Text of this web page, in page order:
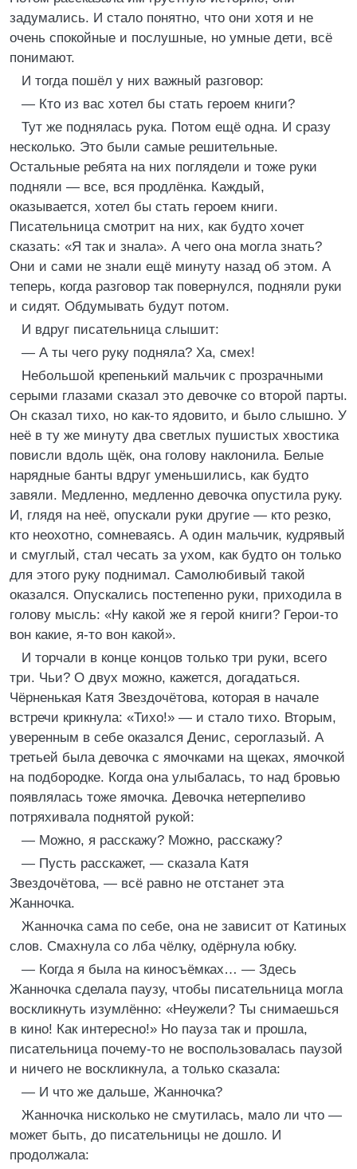
задумались. И стало понятно, что они хотя и не
очень спокойные и послушные, но умные дети, всё
понимают.
И тогда пошёл у них важный разговор:
— Кто из вас хотел бы стать героем книги?
Тут же поднялась рука. Потом ещё одна. И сразу
несколько. Это были самые решительные.
Остальные ребята на них поглядели и тоже руки
подняли — все, вся продлёнка. Каждый,
оказывается, хотел бы стать героем книги.
Писательница смотрит на них, как будто хочет
сказать: «Я так и знала». А чего она могла знать?
Они и сами не знали ещё минуту назад об этом. А
теперь, когда разговор так повернулся, подняли руки
и сидят. Обдумывать будут потом.
И вдруг писательница слышит:
— А ты чего руку подняла? Ха, смех!
Небольшой крепенький мальчик с прозрачными
серыми глазами сказал это девочке со второй парты.
Он сказал тихо, но как-то ядовито, и было слышно. У
неё в ту же минуту два светлых пушистых хвостика
повисли вдоль щёк, она голову наклонила. Белые
нарядные банты вдруг уменьшились, как будто
завяли. Медленно, медленно девочка опустила руку.
И, глядя на неё, опускали руки другие — кто резко,
кто неохотно, сомневаясь. А один мальчик, кудрявый
и смуглый, стал чесать за ухом, как будто он только
для этого руку поднимал. Самолюбивый такой
оказался. Опускались постепенно руки, приходила в
голову мысль: «Ну какой же я герой книги? Герои-то
вон какие, я-то вон какой».
И торчали в конце концов только три руки, всего
три. Чьи? О двух можно, кажется, догадаться.
Чёрненькая Катя Звездочётова, которая в начале
встречи крикнула: «Тихо!» — и стало тихо. Вторым,
уверенным в себе оказался Денис, сероглазый. А
третьей была девочка с ямочками на щеках, ямочкой
на подбородке. Когда она улыбалась, то над бровью
появлялась тоже ямочка. Девочка нетерпеливо
потряхивала поднятой рукой:
— Можно, я расскажу? Можно, расскажу?
— Пусть расскажет, — сказала Катя
Звездочётова, — всё равно не отстанет эта
Жанночка.
Жанночка сама по себе, она не зависит от Катиных
слов. Смахнула со лба чёлку, одёрнула юбку.
— Когда я была на киносъёмках… — Здесь
Жанночка сделала паузу, чтобы писательница могла
воскликнуть изумлённо: «Неужели? Ты снимаешься
в кино! Как интересно!» Но пауза так и прошла,
писательница почему-то не воспользовалась паузой
и ничего не воскликнула, а только сказала:
— И что же дальше, Жанночка?
Жанночка нисколько не смутилась, мало ли что —
может быть, до писательницы не дошло. И
продолжала: